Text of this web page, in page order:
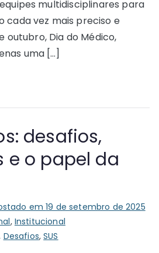
multidisciplinares para
cada vez mais preciso e
outubro, Dia do Médico,
uma […]
desafios,
e o papel da
em19 de setembro de 2025
, Institucional
Desafios,SUS